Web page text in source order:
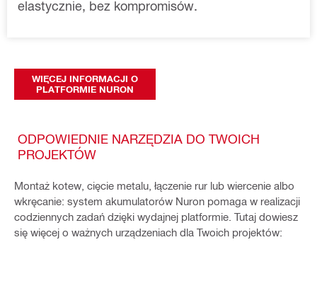
elastycznie, bez kompromisów.
WIĘCEJ INFORMACJI O
PLATFORMIE NURON
ODPOWIEDNIE NARZĘDZIA DO TWOICH
PROJEKTÓW
Montaż kotew, cięcie metalu, łączenie rur lub wiercenie albo
wkręcanie: system akumulatorów Nuron pomaga w realizacji
codziennych zadań dzięki wydajnej platformie. Tutaj dowiesz
się więcej o ważnych urządzeniach dla Twoich projektów: